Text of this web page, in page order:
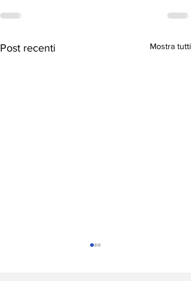
Post recenti Mostra tutti